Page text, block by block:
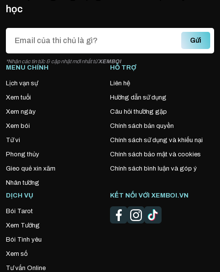
học
Gửi
*Nhận các tin tức & cập nhật mới nhất từXEMBOI
MENU CHÍNH
Lịch vạn sự
Xem tuổi
Xem ngày
Xem bói
Tử vi
Phong thủy
Gieo quẻ xin xăm
Nhân tướng
HỖ TRỢ
Liên hệ
Hướng dẫn sử dụng
Câu hỏi thường gặp
Chính sách bản quyền
Chính sách sử dụng và khiếu nại
Chính sách bảo mật và cookies
Chính sách bình luận và góp ý
DỊCH VỤ
Bói Tarot
Xem Tướng
Bói Tình yêu
Xem số
Tư vấn Online
KẾT NỐI VỚI XEMBOI.VN